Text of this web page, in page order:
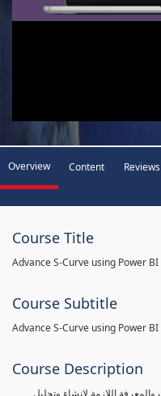
Overview Content Reviews
Course Title
Advance S-Curve using Power BI
Course Subtitle
Advance S-Curve using Power BI
Course Description
اللازمة لإنشاء وتحليل